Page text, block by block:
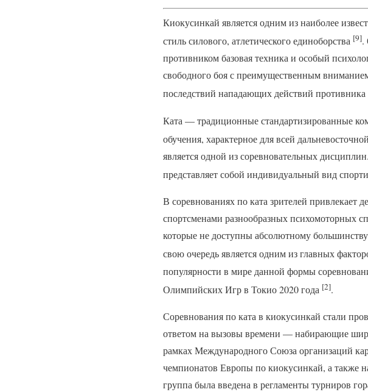
Киокусинкай является одним из наиболее
стиль силового, атлетического единоборства [9].
противником базовая техника и особый
свободного боя с преимущественным
последствий нападающих действий противника
Ката — традиционные стандартизированные
обучения, характерное для всей
является одной из соревновательных
представляет собой индивидуальный вид
В соревнованиях по ката зрителей
спортсменами разнообразных психомоторных
которые не доступны абсолютному
свою очередь является одним из главных
популярности в мире данной формы
Олимпийских Игр в Токио 2020 года [2].
Соревнования по ката в киокусинкай стали
ответом на вызовы времени — набирающие
рамках Международного Союза организаций
чемпионатов Европы по киокусинкай, а также
группа была введена в регламенты турниров